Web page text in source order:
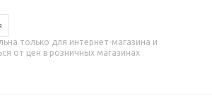
только для интернет-магазина и
от цен в розничных магазинах